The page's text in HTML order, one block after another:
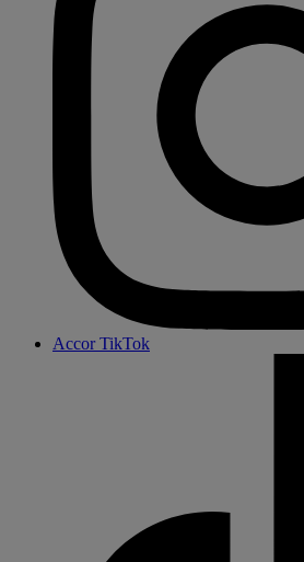
Accor TikTok